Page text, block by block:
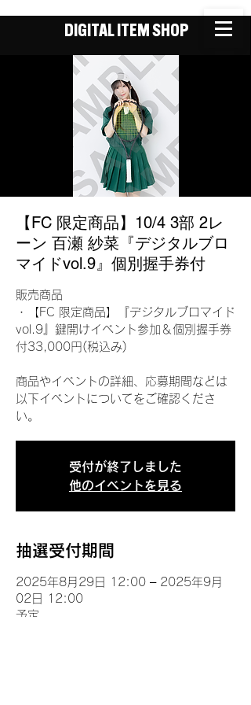
DIGITAL ITEM SHOP
【FC 限定商品】10/4 3部 2レ
ーン 百瀬 紗菜『デジタルブロ
マイドvol.9』個別握手券付
販売商品
・【FC 限定商品】『デジタルブロマイド
vol.9』鍵開けイベント参加＆個別握手券
付33,000円(税込み)
商品やイベントの詳細、応募期間などは
以下イベントについてをご確認くださ
い。
受付が終了しました
他のイベントを見る
抽選受付期間
2025年8月29日 12:00 – 2025年9月
02日 12:00
予定